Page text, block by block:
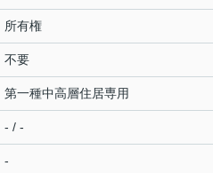
所有権
不要
第一種中高層住居専用
- / -
-